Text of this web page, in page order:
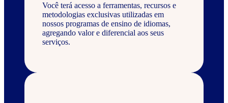
Você terá acesso a ferramentas, recursos e
metodologias exclusivas utilizadas em
nossos programas de ensino de idiomas,
agregando valor e diferencial aos seus
serviços.